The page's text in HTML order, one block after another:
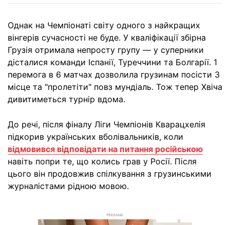
Однак на Чемпіонаті світу одного з найкращих
вінгерів сучасності не буде. У кваліфікації збірна
Грузія отримала непросту групу — у суперники
дісталися команди Іспанії, Туреччини та Болгарії. 1
перемога в 6 матчах дозволила грузинам посісти 3
місце та "пролетіти" повз мундіаль. Тож тепер Хвіча
дивитиметься турнір вдома.
До речі, після фіналу Ліги Чемпіонів Кварацхелія
підкорив українських вболівальників, коли
відмовився відповідати на питання російською
навіть попри те, що колись грав у Росії. Після
цього він продовжив спілкування з грузинськими
журналістами рідною мовою.
РЕКЛАМА